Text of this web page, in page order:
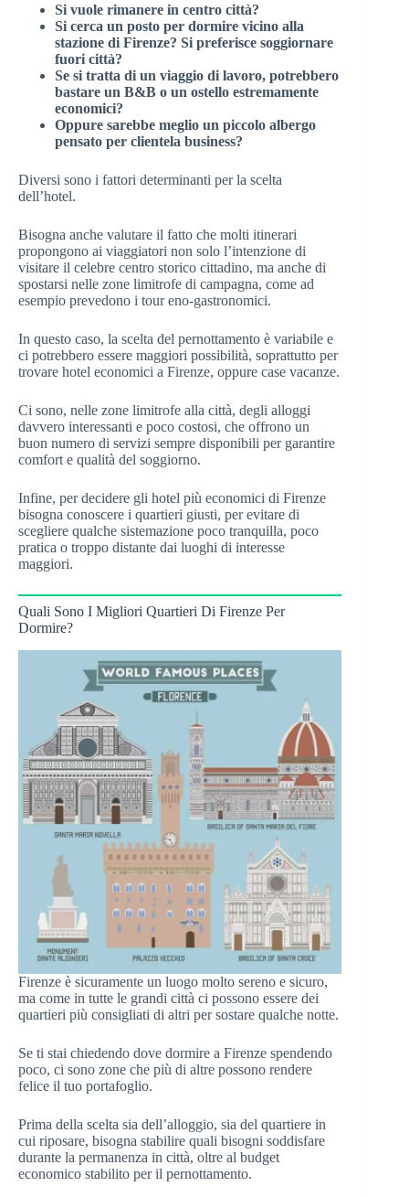
Si vuole rimanere in centro città?
Si cerca un posto per dormire vicino alla
stazione di Firenze? Si preferisce soggiornare
fuori città?
Se si tratta di un viaggio di lavoro, potrebbero
bastare un B&B o un ostello estremamente
economici?
Oppure sarebbe meglio un piccolo albergo
pensato per clientela business?
Diversi sono i fattori determinanti per la scelta
dell’hotel.
Bisogna anche valutare il fatto che molti itinerari
propongono ai viaggiatori non solo l’intenzione di
visitare il celebre centro storico cittadino, ma anche di
spostarsi nelle zone limitrofe di campagna, come ad
esempio prevedono i tour eno-gastronomici.
In questo caso, la scelta del pernottamento è variabile e
ci potrebbero essere maggiori possibilità, soprattutto per
trovare hotel economici a Firenze, oppure case vacanze.
Ci sono, nelle zone limitrofe alla città, degli alloggi
davvero interessanti e poco costosi, che offrono un
buon numero di servizi sempre disponibili per garantire
comfort e qualità del soggiorno.
Infine, per decidere gli hotel più economici di Firenze
bisogna conoscere i quartieri giusti, per evitare di
scegliere qualche sistemazione poco tranquilla, poco
pratica o troppo distante dai luoghi di interesse
maggiori.
Quali Sono I Migliori Quartieri Di Firenze Per
Dormire?
Firenze è sicuramente un luogo molto sereno e sicuro,
ma come in tutte le grandi città ci possono essere dei
quartieri più consigliati di altri per sostare qualche notte.
Se ti stai chiedendo dove dormire a Firenze spendendo
poco, ci sono zone che più di altre possono rendere
felice il tuo portafoglio.
Prima della scelta sia dell’alloggio, sia del quartiere in
cui riposare, bisogna stabilire quali bisogni soddisfare
durante la permanenza in città, oltre al budget
economico stabilito per il pernottamento.